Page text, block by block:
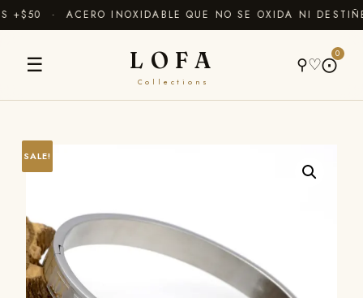
+$50 · ACERO INOXIDABLE QUE NO SE OXIDA NI
☰ LOFA
Collections
⚲♡⨀
0
SALE!